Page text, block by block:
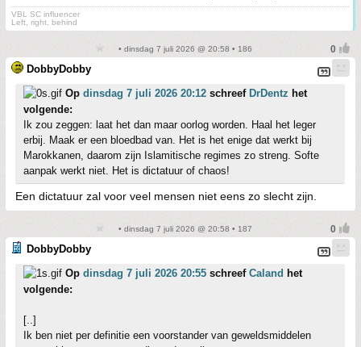
VBL SC influencer
Left, right, behind
• dinsdag 7 juli 2026 @ 20:58 • 186
DobbyDobby
Op dinsdag 7 juli 2026 20:12 schreef DrDentz het
volgende:
Ik zou zeggen: laat het dan maar oorlog worden. Haal het leger
erbij. Maak er een bloedbad van. Het is het enige dat werkt bij
Marokkanen, daarom zijn Islamitische regimes zo streng. Softe
aanpak werkt niet. Het is dictatuur of chaos!
Een dictatuur zal voor veel mensen niet eens zo slecht zijn.
• dinsdag 7 juli 2026 @ 20:58 • 187
DobbyDobby
Op dinsdag 7 juli 2026 20:55 schreef Caland het
volgende:
[..]
Ik ben niet per definitie een voorstander van geweldsmiddelen